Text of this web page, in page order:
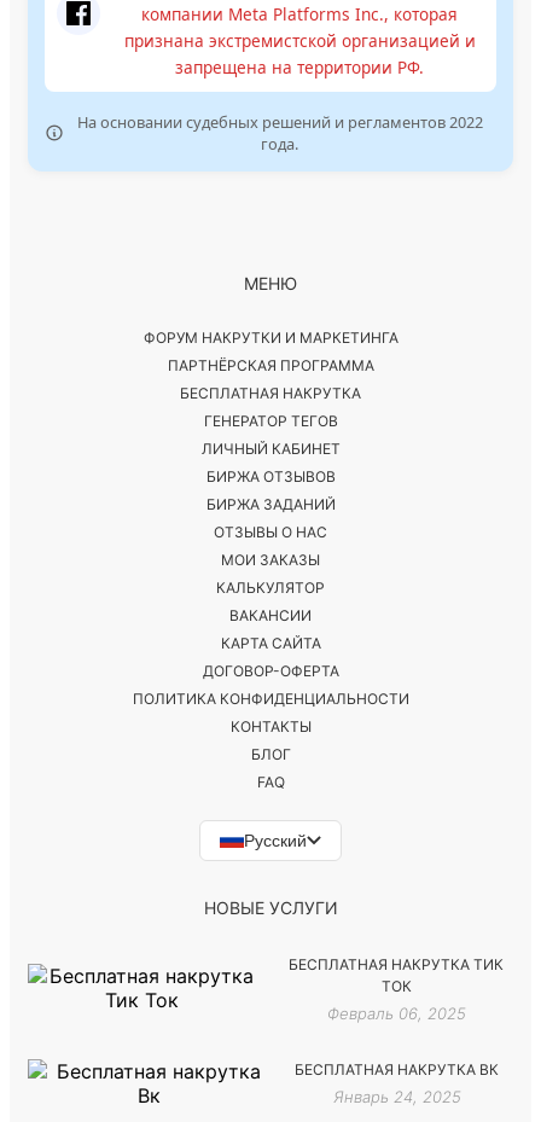
компании Meta Platforms Inc., которая
признана экстремистской организацией и
запрещена на территории РФ.
На основании судебных решений и регламентов 2022
года.
МЕНЮ
ФОРУМ НАКРУТКИ И МАРКЕТИНГА
ПАРТНЁРСКАЯ ПРОГРАММА
БЕСПЛАТНАЯ НАКРУТКА
ГЕНЕРАТОР ТЕГОВ
ЛИЧНЫЙ КАБИНЕТ
БИРЖА ОТЗЫВОВ
БИРЖА ЗАДАНИЙ
ОТЗЫВЫ О НАС
МОИ ЗАКАЗЫ
КАЛЬКУЛЯТОР
ВАКАНСИИ
КАРТА САЙТА
ДОГОВОР-ОФЕРТА
ПОЛИТИКА КОНФИДЕНЦИАЛЬНОСТИ
КОНТАКТЫ
БЛОГ
FAQ
Русский
НОВЫЕ УСЛУГИ
БЕСПЛАТНАЯ НАКРУТКА ТИК
ТОК
Февраль 06, 2025
БЕСПЛАТНАЯ НАКРУТКА ВК
Январь 24, 2025